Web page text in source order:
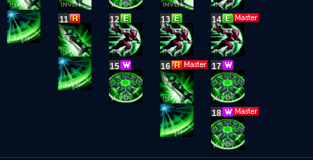
11 12 13 14
15 16 17
18